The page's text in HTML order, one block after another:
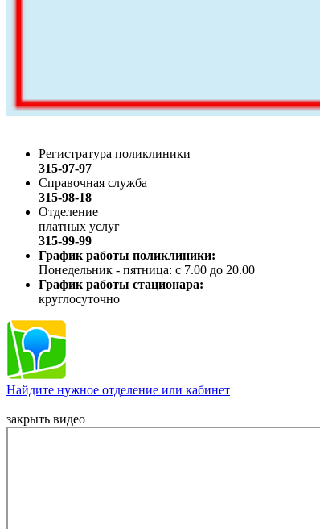
Регистратура поликлиники
315-97-97
Справочная служба
315-98-18
Отделение
платных услуг
315-99-99
График работы поликлиники:
Понедельник - пятница: с 7.00 до 20.00
График работы стационара:
круглосуточно
Найдите нужное отделение или кабинет
закрыть видео